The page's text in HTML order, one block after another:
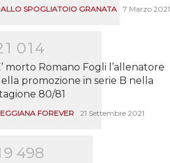
SPOGLIATOIO GRANATA 7 Marzo 2021
1 01 4
morto Romano Fogli l’allenatore
promozione in serie B nella
80/81
FOREVER 21 Settembre 2021
9 498